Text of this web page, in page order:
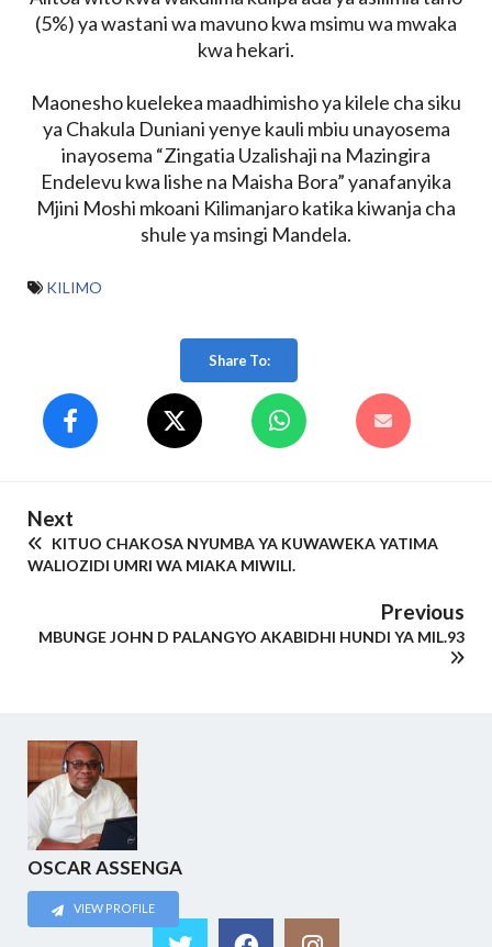
(5%) ya wastani wa mavuno kwa msimu wa mwaka
kwa hekari.
Maonesho kuelekea maadhimisho ya kilele cha siku
ya Chakula Duniani yenye kauli mbiu unayosema
inayosema “Zingatia Uzalishaji na Mazingira
Endelevu kwa lishe na Maisha Bora” yanafanyika
Mjini Moshi mkoani Kilimanjaro katika kiwanja cha
shule ya msingi Mandela.
KILIMO
Share To:
Next
KITUO CHAKOSA NYUMBA YA KUWAWEKA YATIMA
WALIOZIDI UMRI WA MIAKA MIWILI.
Previous
MBUNGE JOHN D PALANGYO AKABIDHI HUNDI YA MIL.93
OSCAR ASSENGA
VIEW PROFILE